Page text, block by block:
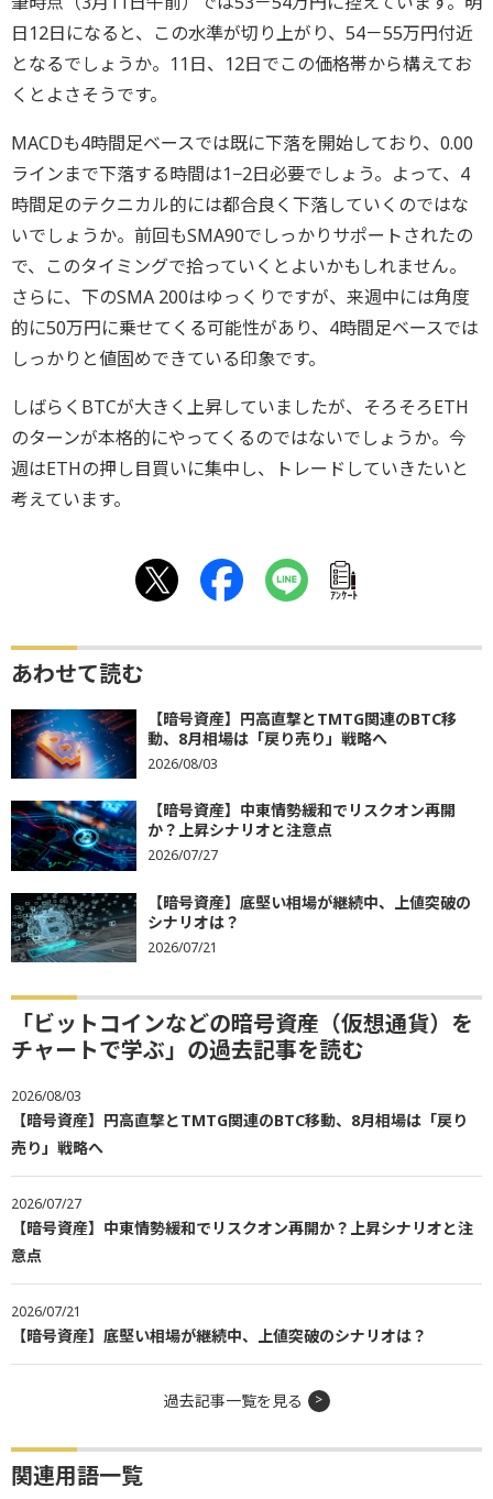
日12日になると、この水準が切り上がり、54－55万円付近
となるでしょうか。11日、12日でこの価格帯から構えてお
くとよさそうです。
MACDも4時間足ベースでは既に下落を開始しており、0.00
ラインまで下落する時間は1−2日必要でしょう。よって、4
時間足のテクニカル的には都合良く下落していくのではな
いでしょうか。前回もSMA90でしっかりサポートされたの
で、このタイミングで拾っていくとよいかもしれません。
さらに、下のSMA 200はゆっくりですが、来週中には角度
的に50万円に乗せてくる可能性があり、4時間足ベースでは
しっかりと値固めできている印象です。
しばらくBTCが大きく上昇していましたが、そろそろETH
のターンが本格的にやってくるのではないでしょうか。今
週はETHの押し目買いに集中し、トレードしていきたいと
考えています。
ｱﾝｹｰﾄ
あわせて読む
【暗号資産】円高直撃とTMTG関連のBTC移
動、8月相場は「戻り売り」戦略へ
2026/08/03
【暗号資産】中東情勢緩和でリスクオン再開
か？上昇シナリオと注意点
2026/07/27
【暗号資産】底堅い相場が継続中、上値突破の
シナリオは？
2026/07/21
「ビットコインなどの暗号資産（仮想通貨）を
チャートで学ぶ」の過去記事を読む
2026/08/03
【暗号資産】円高直撃とTMTG関連のBTC移動、8月相場は「戻り
売り」戦略へ
2026/07/27
【暗号資産】中東情勢緩和でリスクオン再開か？上昇シナリオと注
意点
2026/07/21
【暗号資産】底堅い相場が継続中、上値突破のシナリオは？
過去記事一覧を見る
関連用語一覧